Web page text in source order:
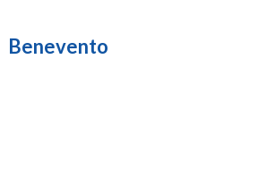
Benevento